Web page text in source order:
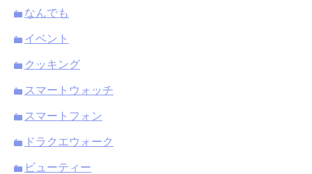
なんでも
イベント
クッキング
スマートウォッチ
スマートフォン
ドラクエウォーク
ビューティー